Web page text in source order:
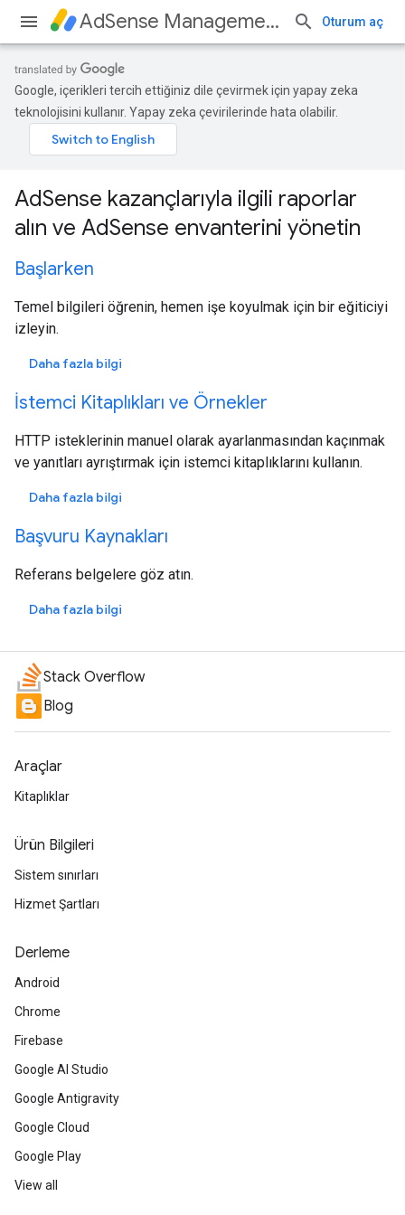
AdSense Management API Oturum aç
Google, içerikleri tercih ettiğiniz dile çevirmek için yapay zeka
teknolojisini kullanır. Yapay zeka çevirilerinde hata olabilir.
AdSense kazançlarıyla ilgili raporlar
alın ve AdSense envanterini yönetin
Başlarken
Temel bilgileri öğrenin, hemen işe koyulmak için bir eğiticiyi
izleyin.
Daha fazla bilgi
İstemci Kitaplıkları ve Örnekler
HTTP isteklerinin manuel olarak ayarlanmasından kaçınmak
ve yanıtları ayrıştırmak için istemci kitaplıklarını kullanın.
Daha fazla bilgi
Başvuru Kaynakları
Referans belgelere göz atın.
Daha fazla bilgi
Stack Overflow
Blog
Araçlar
Kitaplıklar
Ürün Bilgileri
Sistem sınırları
Hizmet Şartları
Derleme
Android
Chrome
Firebase
Google AI Studio
Google Antigravity
Google Cloud
Google Play
View all